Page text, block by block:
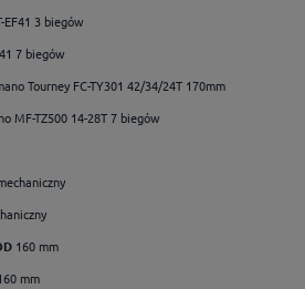
EF41 3 biegów
7 biegów
Tourney FC-TY301 42/34/24T 170mm
MF-TZ500 14-28T 7 biegów
160 mm
mm